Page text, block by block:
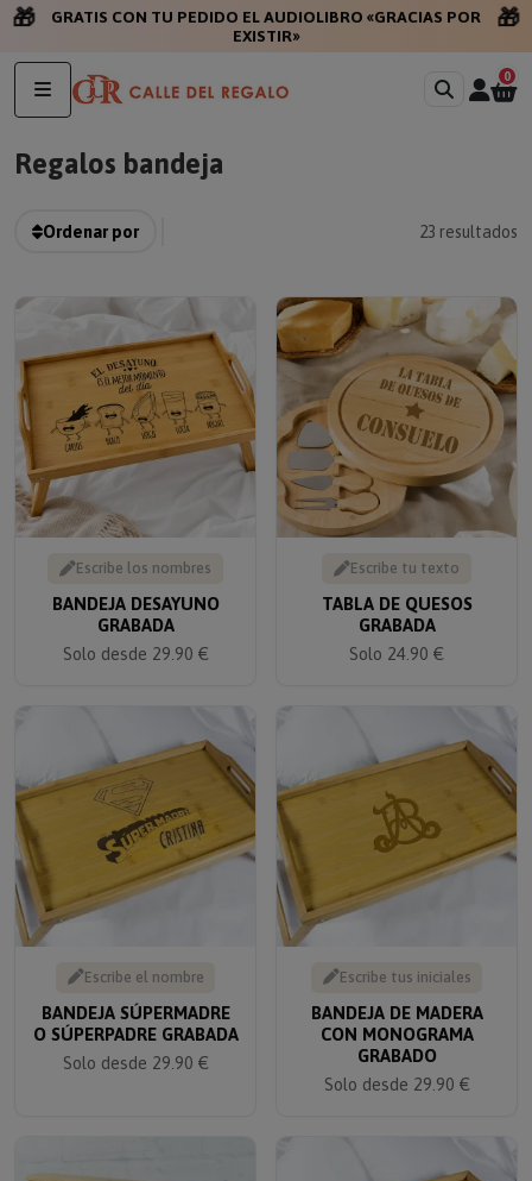
🎁
GRATIS CON TU PEDIDO EL AUDIOLIBRO «GRACIAS POR
EXISTIR»
🎁
0
Regalos bandeja
Ordenar por 23 resultados
Escribe los nombres
BANDEJA DESAYUNO
GRABADA
Solo desde 29.90 €
Escribe tu texto
TABLA DE QUESOS
GRABADA
Solo 24.90 €
Escribe el nombre
BANDEJA SÚPERMADRE
O SÚPERPADRE GRABADA
Solo desde 29.90 €
Escribe tus iniciales
BANDEJA DE MADERA
CON MONOGRAMA
GRABADO
Solo desde 29.90 €